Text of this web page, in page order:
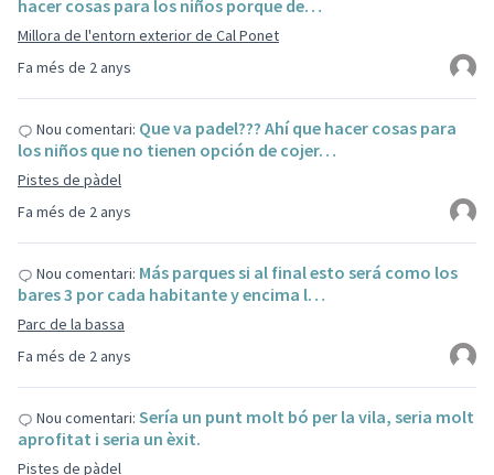
Fa més de 2 anys
hacer cosas para los niños porque de…
Millora de l'entorn exterior de Cal Ponet
Fa més de 2 anys
Nou comentari: Que va padel??? Ahí que hacer cosas para
los niños que no tienen opción de cojer…
Pistes de pàdel
Fa més de 2 anys
Nou comentari: Más parques si al final esto será como los
bares 3 por cada habitante y encima l…
Parc de la bassa
Nou comentari: Sería un punt molt bó per la vila, seria molt
aprofitat i seria un èxit.
Pistes de pàdel